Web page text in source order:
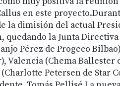
en este
la dimisión del actual
quedando la Junta
Pérez de Progeco
Valencia (Chema Ballester
Petersen de Star